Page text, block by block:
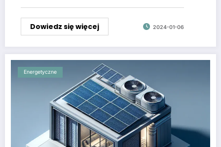
Dowiedz się więcej 2024-01-06
Energetyczne